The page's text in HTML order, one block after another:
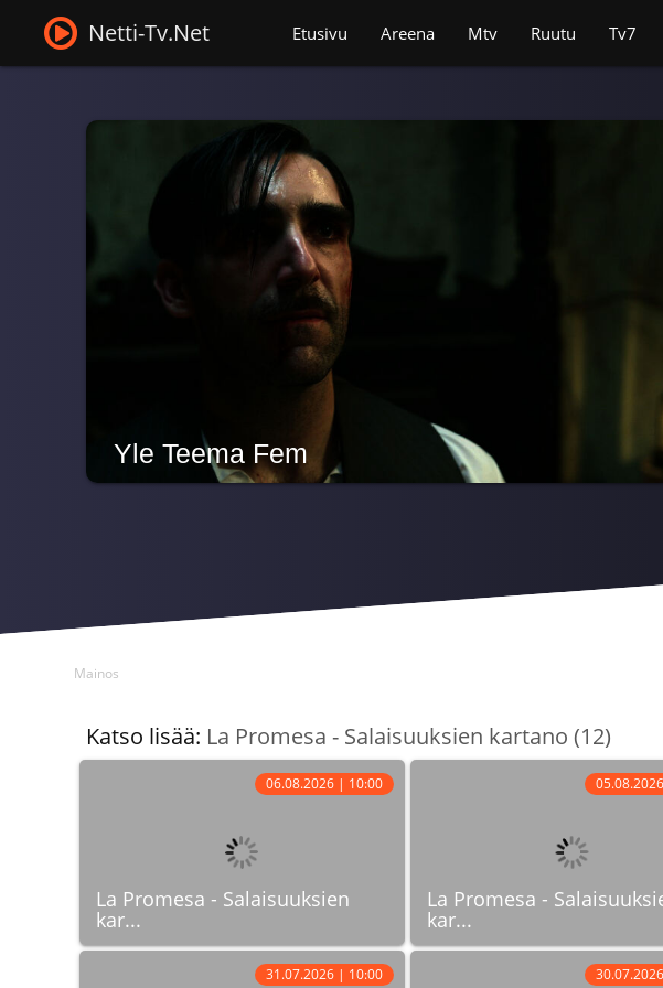
Netti-Tv.Net Etusivu Areena Mtv Ruutu Tv7
Yle Teema Fem
Mainos
Katso lisää: La Promesa - Salaisuuksien kartano (12)
La Promesa - Salaisuuksien
kar...
06.08.2026 | 10:00
La Promesa -
kar...
31.07.2026 | 10:00